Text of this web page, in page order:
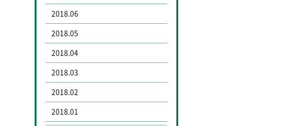
2018.06
2018.05
2018.04
2018.03
2018.02
2018.01